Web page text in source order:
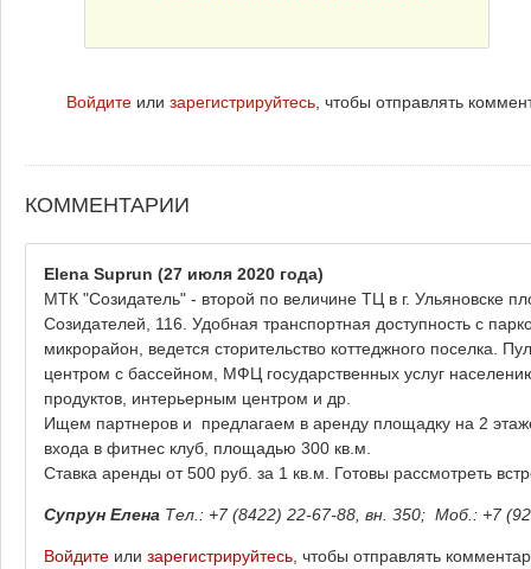
Войдите или зарегистрируйтесь, чтобы отправлять
КОММЕНТАРИИ
Elena Suprun (27 июля 2020 года)
МТК "Созидатель" - второй по величине ТЦ в г. Ульяновске
Созидателей, 116. Удобная транспортная доступность с
микрорайон, ведется сторительство коттеджного поселка.
центром с бассейном, МФЦ государственных услуг
продуктов, интерьерным центром и др.
Ищем партнеров и предлагаем в аренду площадку на 2
входа в фитнес клуб, площадью 300 кв.м.
Ставка аренды от 500 руб. за 1 кв.м. Готовы рассмотреть
Супрун Елена Тел.: +7 (8422) 22-67-88, вн. 350; Моб.: +7
Войдите или зарегистрируйтесь , чтобы отправлять